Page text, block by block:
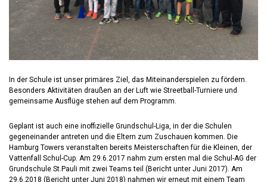
In der Schule ist unser primäres Ziel, das Miteinanderspielen zu fördern.
Besonders Aktivitäten draußen an der Luft wie Streetball-Turniere und
gemeinsame Ausflüge stehen auf dem Programm.
Geplant ist auch eine inoffizielle Grundschul-Liga, in der die Schulen
gegeneinander antreten und die Eltern zum Zuschauen kommen. Die
Hamburg Towers veranstalten bereits Meisterschaften für die Kleinen, der
Vattenfall Schul-Cup. Am 29.6.2017 nahm zum ersten mal die Schul-AG der
Grundschule St.Pauli mit zwei Teams teil (Bericht unter Juni 2017). Am
29.6.2018 (Bericht unter Juni 2018) nahmen wir erneut mit einem Team